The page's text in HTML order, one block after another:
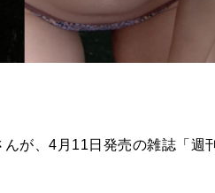
が、4月11日発売の雑誌「週